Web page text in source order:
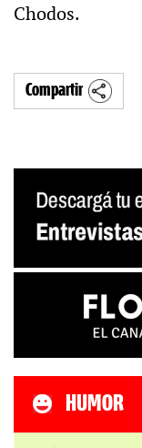
Chodos.
Compartir
HUMOR